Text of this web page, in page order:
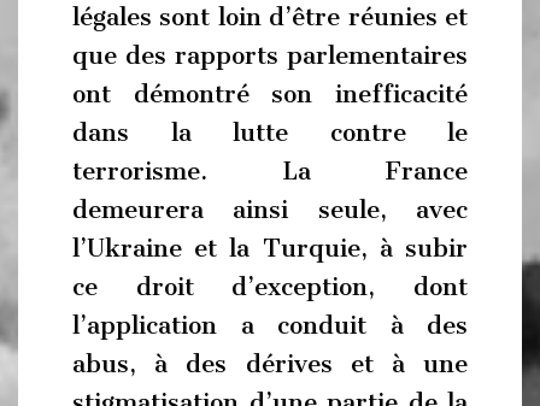
légales sont loin d’être réunies et
que des rapports parlementaires
ont démontré son inefficacité
dans la lutte contre le
terrorisme. La France
demeurera ainsi seule, avec
l’Ukraine et la Turquie, à subir
ce droit d’exception, dont
l’application a conduit à des
abus, à des dérives et à une